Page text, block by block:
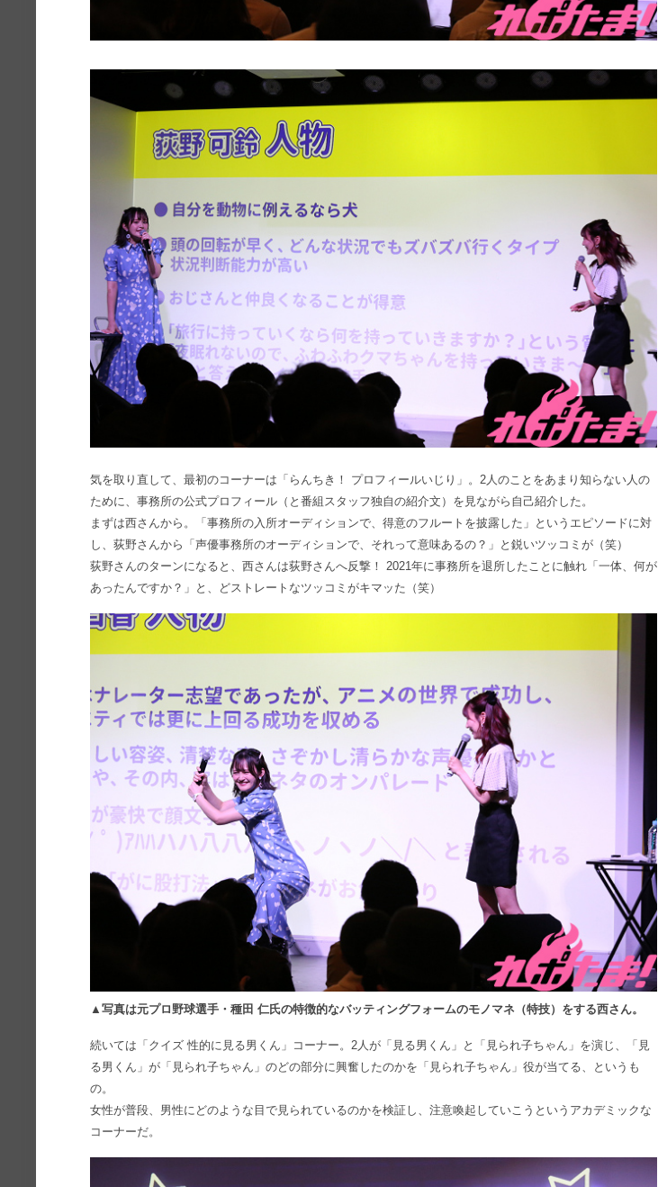
気を取り直して、最初のコーナーは「らんちき！ プロフィールいじり」。2人のことをあまり知らない人の
ために、事務所の公式プロフィール（と番組スタッフ独自の紹介文）を見ながら自己紹介した。
まずは西さんから。「事務所の入所オーディションで、得意のフルートを披露した」というエピソードに対
し、荻野さんから「声優事務所のオーディションで、それって意味あるの？」と鋭いツッコミが（笑）
荻野さんのターンになると、西さんは荻野さんへ反撃！ 2021年に事務所を退所したことに触れ「一体、何が
あったんですか？」と、どストレートなツッコミがキマッた（笑）
▲写真は元プロ野球選手・種田 仁氏の特徴的なバッティングフォームのモノマネ（特技）をする西さん。
続いては「クイズ 性的に見る男くん」コーナー。2人が「見る男くん」と「見られ子ちゃん」を演じ、「見
る男くん」が「見られ子ちゃん」のどの部分に興奮したのかを「見られ子ちゃん」役が当てる、というも
の。
女性が普段、男性にどのような目で見られているのかを検証し、注意喚起していこうというアカデミックな
コーナーだ。